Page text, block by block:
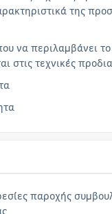
της
να περιλαμβάνει
στις τεχνικές
παροχής